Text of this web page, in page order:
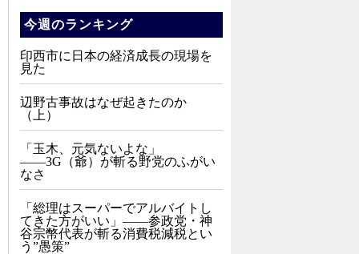
今週のランキング
印西市に日本の経済成長の現場を
見た
辺野古事故はなぜ起きたのか
（上）
「玉木、元気ないよな」
――3G（爺）が斬る野党のふがい
なさ
「総理はスーパーでアルバイトし
てきた方がいい」――参政党・神
谷宗幣代表が斬る消費税減税とい
う”愚策”